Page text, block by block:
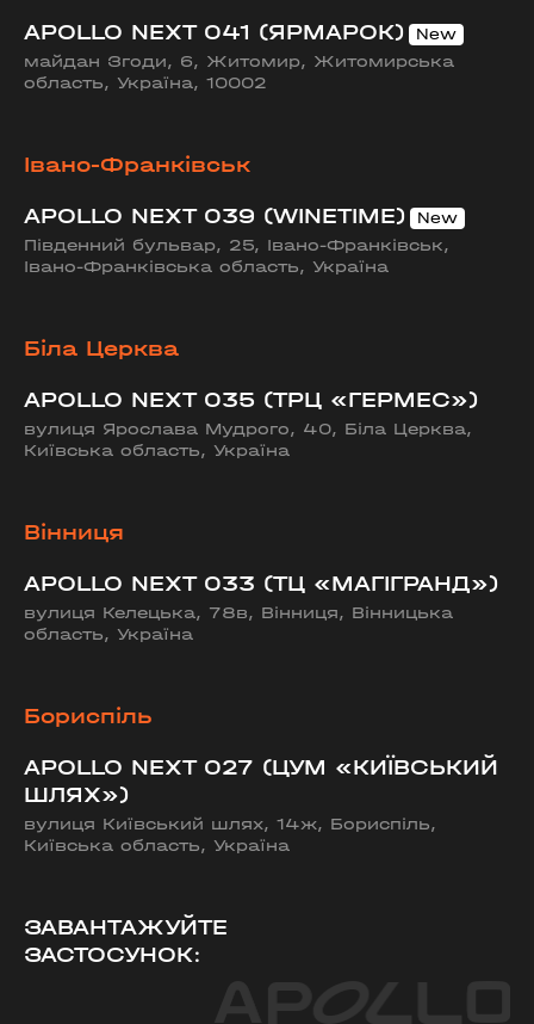
APOLLO NEXT 041 (ЯРМАРОК)
майдан Згоди, 6, Житомир, Житомирська
область, Україна, 10002
Івано-Франківськ
APOLLO NEXT 039 (WINETIME)
Південний бульвар, 25, Івано-Франківськ,
Івано-Франківська область, Україна
Біла Церква
APOLLO NEXT 035 (ТРЦ «ГЕРМЕС»)
вулиця Ярослава Мудрого, 40, Біла Церква,
Київська область, Україна
Вінниця
APOLLO NEXT 033 (ТЦ «МАГІГРАНД»)
вулиця Келецька, 78в, Вінниця, Вінницька
область, Україна
Бориспіль
APOLLO NEXT 027 (ЦУМ «КИЇВСЬКИЙ
ШЛЯХ»)
вулиця Київський шлях, 14ж, Бориспіль,
Київська область, Україна
ЗАВАНТАЖУЙТЕ
ЗАСТОСУНОК: